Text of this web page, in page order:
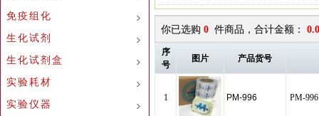
免疫组化
生化试剂
生化试剂盒
实验耗材
实验仪器
你已选购 0 件商品，合计金额：
序
号
图片 产品货号
1 PM-996 PM-